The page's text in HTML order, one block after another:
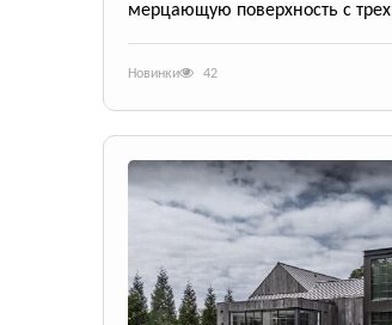
мерцающую поверхность с
Новинки 42